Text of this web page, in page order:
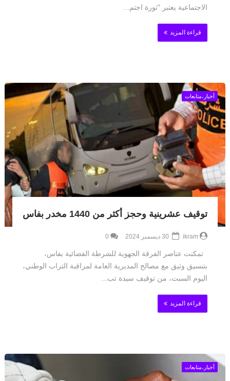
الاجتماعية يعتبر "ثورة اجتم...
قراءة المزيد
أخبار،متابعات
توقيف عشرينية وحجز أكثر من 1440 مخدر بفاس
ikram
0
تمكنت عناصر الفرقة الجهوية للشرطة القضائية بفاس،
بتنسيق وثيق مع مصالح المديرية العامة لمراقبة التراب الوطني،
اليوم السبت، من توقيف سيدة تب...
قراءة المزيد
أخبار،متابعات